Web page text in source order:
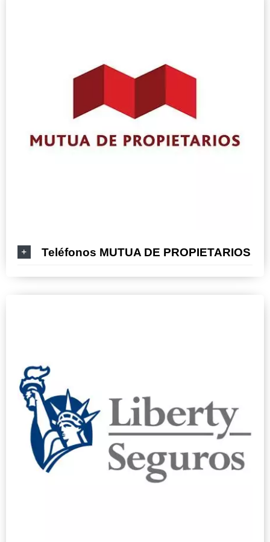
Teléfonos MUTUA DE PROPIETARIOS